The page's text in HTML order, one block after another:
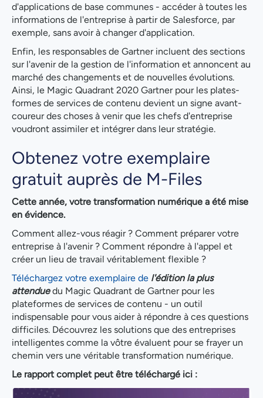
d'applications de base communes - accéder à toutes les
informations de l'entreprise à partir de Salesforce, par
exemple, sans avoir à changer d'application.
Enfin, les responsables de Gartner incluent des sections
sur l'avenir de la gestion de l'information et annoncent au
marché des changements et de nouvelles évolutions.
Ainsi, le Magic Quadrant 2020 Gartner pour les plates-
formes de services de contenu devient un signe avant-
coureur des choses à venir que les chefs d'entreprise
voudront assimiler et intégrer dans leur stratégie.
Obtenez votre exemplaire
gratuit auprès de M-Files
Cette année, votre transformation numérique a été mise
en évidence.
Comment allez-vous réagir ? Comment préparer votre
entreprise à l'avenir ? Comment répondre à l'appel et
créer un lieu de travail véritablement flexible ?
Téléchargez votre exemplaire de l'édition la plus
attenduedu Magic Quadrant de Gartner pour les
plateformes de services de contenu - un outil
indispensable pour vous aider à répondre à ces questions
difficiles. Découvrez les solutions que des entreprises
intelligentes comme la vôtre évaluent pour se frayer un
chemin vers une véritable transformation numérique.
Le rapport complet peut être téléchargé ici :